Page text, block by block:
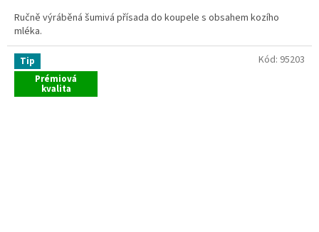
Ručně výráběná šumivá přísada do koupele s obsahem kozího
mléka.
Tip
Prémiová
kvalita
Kód: 95203